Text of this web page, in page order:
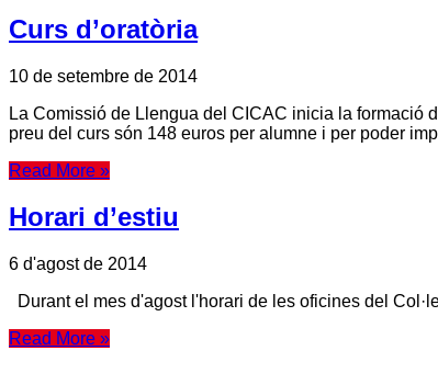
Curs d’oratòria
10 de setembre de 2014
La Comissió de Llengua del CICAC inicia la formació
preu del curs són 148 euros per alumne i per poder
Read More »
Horari d’estiu
6 d'agost de 2014
Durant el mes d'agost l'horari de les oficines del
Read More »